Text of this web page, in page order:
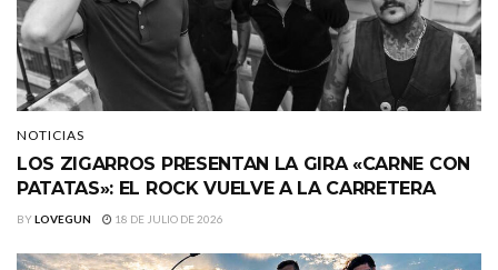
NOTICIAS
LOS ZIGARROS PRESENTAN LA GIRA «CARNE CON
PATATAS»: EL ROCK VUELVE A LA CARRETERA
BYLOVEGUN 18 DE JULIO DE 2026